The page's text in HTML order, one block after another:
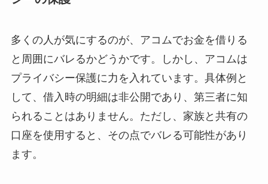
多くの人が気にするのが、アコムでお金を借りる
と周囲にバレるかどうかです。しかし、アコムは
プライバシー保護に力を入れています。具体例と
して、借入時の明細は非公開であり、第三者に知
られることはありません。ただし、家族と共有の
口座を使用すると、その点でバレる可能性があり
ます。